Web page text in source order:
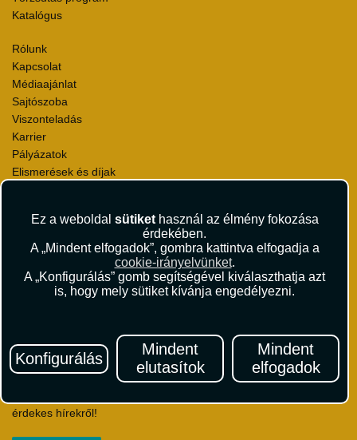
Ez a weboldal sütikethasznál az élmény fokozása
érdekében.
A „Mindent elfogadok”, gombra kattintva elfogadja a
cookie-irányelvünket.
A „Konfigurálás” gomb segítségével kiválaszthatja azt
is, hogy mely sütiket kívánja engedélyezni.
Konfigurálás
Mindent
elutasítok
Mindent
elfogadok
Katalógus
Rólunk
Kapcsolat
Médiaajánlat
Sajtószoba
Viszonteladás
Karrier
Pályázatok
Elismerések és díjak
Utazási Csomag Szerződési Feltételek
Útlemondás-biztosítás Szerződési Feltételek
Utasbiztosítás Szerződési Feltételek
Repülőjegy Szerződési Feltételek
Adatvédelem
Hírlevél
Iratkozzon fel Magyarország egyik legszínesebb utazási
érdekes hírekről!